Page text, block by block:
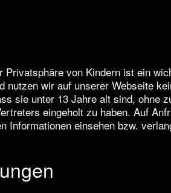
Privatsphäre von Kindern ist ein
nutzen wir auf unserer Webseite
sie unter 13 Jahre alt sind, ohne
eingeholt zu haben. Auf
Informationen einsehen bzw.